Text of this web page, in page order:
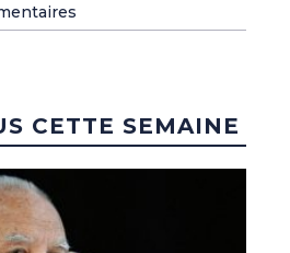
CETTE SEMAINE